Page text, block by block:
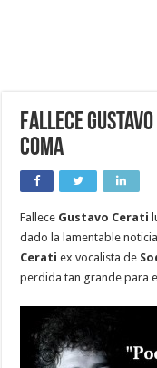
Fallece
Coma
Fallece Gustavo Cerati
dado la lamentable
Cerati ex vocalista de
perdida tan grande para